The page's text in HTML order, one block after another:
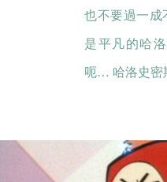
也不要過一成
是平凡的哈
呃… 哈洛史密